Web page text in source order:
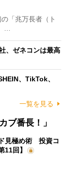
「兆万長者（ト
…
、ゼネコンは最高
、TikTok、
一覧を見る
ブ番長！」
見極め術 投資コ
11回】